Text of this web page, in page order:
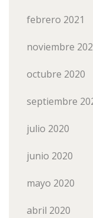
febrero 2021
noviembre
octubre 2020
septiembre
julio 2020
junio 2020
mayo 2020
abril 2020